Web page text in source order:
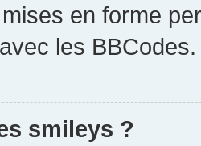
en forme
les BBCodes.
smileys ?